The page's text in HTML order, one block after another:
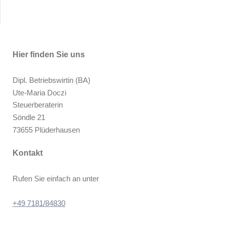
Hier finden Sie uns
Dipl. Betriebswirtin (BA)
Ute-Maria Doczi
Steuerberaterin
Söndle 21
73655 Plüderhausen
Kontakt
Rufen Sie einfach an unter
+49 7181/84830